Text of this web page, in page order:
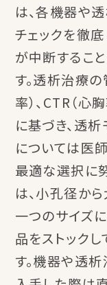
は、各機器や
チェックを徹
が中断するこ
す。透析治療
率）、CTR（
に基づき、透
については医
最適な選択に
は、小孔径か
一つのサイズ
品をストック
す。機器や透